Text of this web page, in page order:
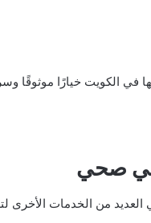
الكويت خيارًا موثوقًا
صحي
من الخدمات الأخرى